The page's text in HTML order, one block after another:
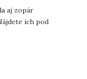
aj zopár
ich pod